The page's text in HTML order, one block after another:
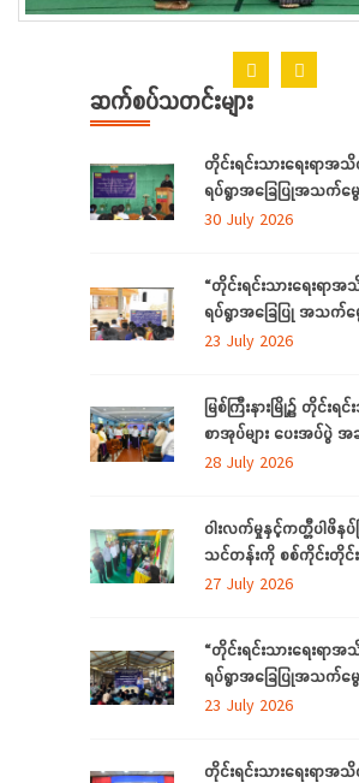
ဆက်စပ်သတင်းများ
တိုင်းရင်းသားရေးရာအသိ
ရပ်ရွာအခြေပြုအသက်မွေး
လိုအပ်ချက်တို့ကို ဆန်းစစ်စီ
30 July 2026
“တိုင်းရင်းသားရေးရာအ
ရပ်ရွာအခြေပြု အသက်မွေ
ပညာ လိုအပ်ချက် ဆန်းစစ်စီ
23 July 2026
မြစ်ကြီးနားမြို့၌ တိုင်းရင်
စာအုပ်များ ပေးအပ်ပွဲ အ
28 July 2026
ဝါးလက်မှုနှင့်ကတ္တီပါဖိန
သင်တန်းကို စစ်ကိုင်းတိုင်
လှစ်
27 July 2026
“တိုင်းရင်းသားရေးရာအ
ရပ်ရွာအခြေပြုအသက်မွေး
လိုအပ်ချက်တို့ကို ဆန်းစစ်စီ
ကျင်းပပြုလုပ်
23 July 2026
တိုင်းရင်းသားရေးရာအသိ